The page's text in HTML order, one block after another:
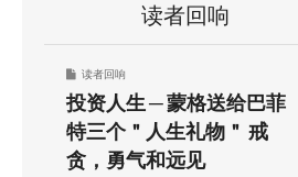
读者回响
读者回响
投资人生 ─ 蒙格送给巴菲
特三个＂人生礼物＂ 戒
贪，勇气和远见